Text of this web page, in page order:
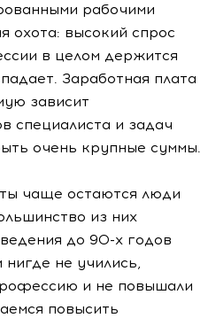
рабочими
охота: высокий спрос
в целом держится
Заработная плата
зависит
специалиста и задач
очень крупные суммы.
чаще остаются люди
из них
до 90-х годов
не учились,
и не повышали
повысить